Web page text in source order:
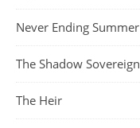
Never Ending Summer
The Shadow Sovereign
The Heir